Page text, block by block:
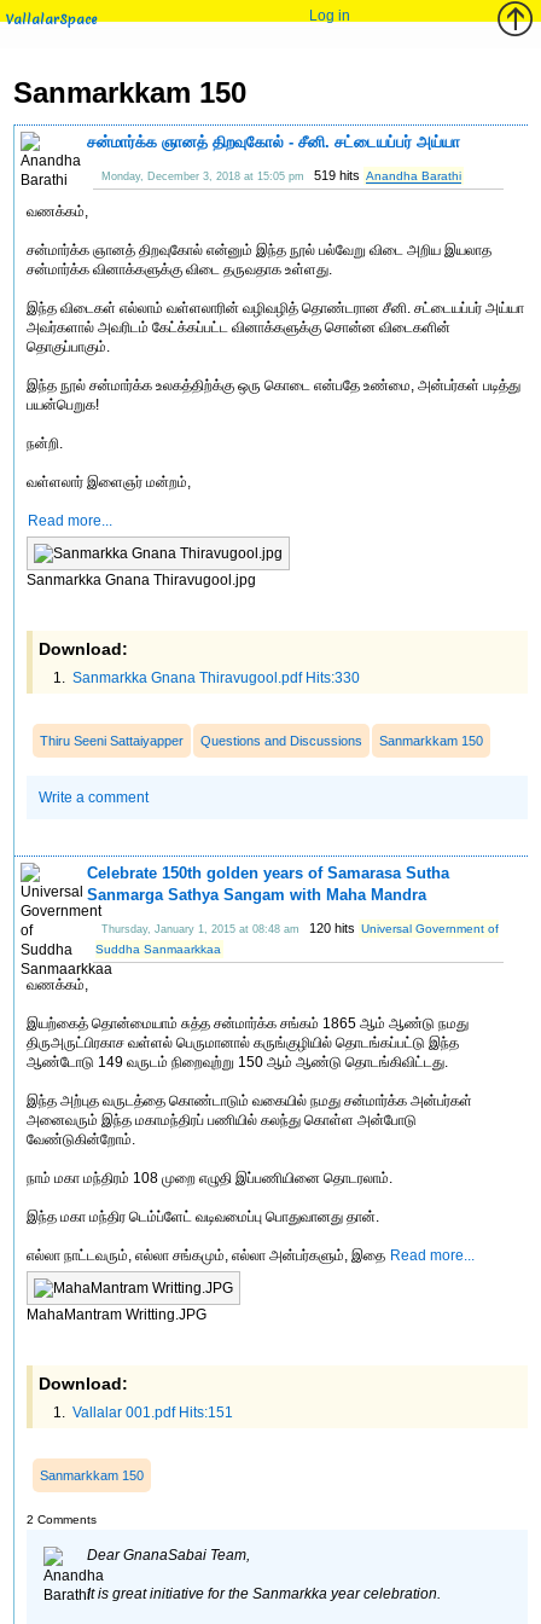
VallalarSpace Log in
Sanmarkkam 150
சன்மார்க்க ஞானத் திறவுகோல் - சீனி. சட்டையப்பர் அய்யா
Monday, December 3, 2018 at 15:05 pm 519 hits Anandha Barathi
வணக்கம்,
சன்மார்க்க ஞானத் திறவுகோல் என்னும் இந்த நூல் பல்வேறு விடை அறிய இயலாத
சன்மார்க்க வினாக்களுக்கு விடை தருவதாக உள்ளது.
இந்த விடைகள் எல்லாம் வள்ளலாரின் வழிவழித் தொண்டரான சீனி. சட்டையப்பர் அய்யா
அவர்களால் அவரிடம் கேட்க்கப்பட்ட வினாக்களுக்கு சொன்ன விடைகளின்
தொகுப்பாகும்.
இந்த நூல் சன்மார்க்க உலகத்திற்க்கு ஒரு கொடை என்பதே உண்மை, அன்பர்கள் படித்து
பயன்பெறுக!
நன்றி.
வள்ளலார் இளைஞர் மன்றம்,
Read more...
Sanmarkka Gnana Thiravugool.jpg
Download:
Sanmarkka Gnana Thiravugool.pdf Hits:330
Thiru Seeni Sattaiyapper Questions and Discussions Sanmarkkam 150
Write a comment
Celebrate 150th golden years of Samarasa Sutha
Sanmarga Sathya Sangam with Maha Mandra
Thursday, January 1, 2015 at 08:48 am 120 hits Universal Government of
Suddha Sanmaarkkaa
வணக்கம்,
இயற்கைத் தொன்மையாம் சுத்த சன்மார்க்க சங்கம் 1865 ஆம் ஆண்டு நமது
திருஅருட்பிரகாச வள்ளல் பெருமானால் கருங்குழியில் தொடங்கப்பட்டு இந்த
ஆண்டோடு 149 வருடம் நிறைவுற்று 150 ஆம் ஆண்டு தொடங்கிவிட்டது.
இந்த அற்புத வருடத்தை கொண்டாடும் வகையில் நமது சன்மார்க்க அன்பர்கள்
அனைவரும் இந்த மகாமந்திரப் பணியில் கலந்து கொள்ள அன்போடு
வேண்டுகின்றோம்.
நாம் மகா மந்திரம் 108 முறை எழுதி இப்பணியினை தொடரலாம்.
இந்த மகா மந்திர டெம்ப்ளேட் வடிவமைப்பு பொதுவானது தான்.
எல்லா நாட்டவரும், எல்லா சங்கமும், எல்லா அன்பர்களும், இதை Read more...
MahaMantram Writting.JPG
Download:
Vallalar 001.pdf Hits:151
Sanmarkkam 150
2 Comments
Dear GnanaSabai Team,
It is great initiative for the Sanmarkka year celebration.